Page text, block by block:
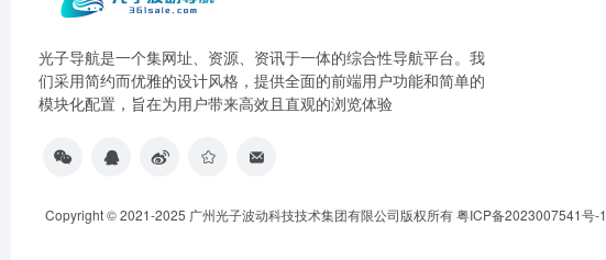
光子导航是一个集网址、资源、资讯于一体的综合性导航平台。我
们采用简约而优雅的设计风格，提供全面的前端用户功能和简单的
模块化配置，旨在为用户带来高效且直观的浏览体验
Copyright © 2021-2025 广州光子波动科技技术集团有限公司版权所有粤ICP备2023007541号-1